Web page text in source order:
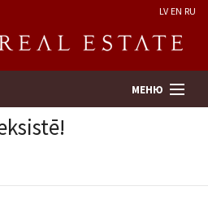
LV EN RU
МЕНЮ